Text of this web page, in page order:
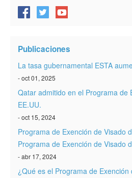
Publicaciones
La tasa gubernamental ESTA
- oct 01, 2025
Qatar admitido en el Programa de
EE.UU.
- oct 15, 2024
Programa de Exención de Visado
Programa de Exención de Visado
- abr 17, 2024
¿Qué es el Programa de